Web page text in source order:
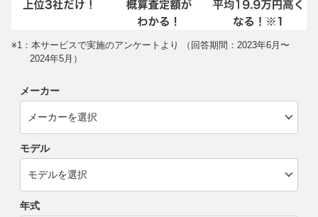
※1：本サービスで実施のアンケートより （回答期間：2023年6月〜
2024年5月）
メーカー
モデル
年式